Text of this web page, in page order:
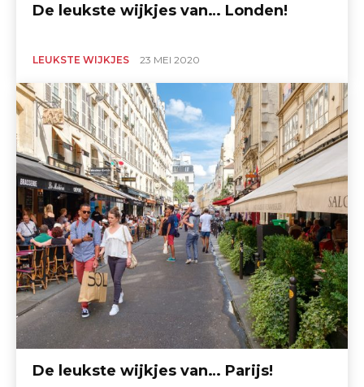
De leukste wijkjes van… Londen!
LEUKSTE WIJKJES 23 MEI 2020
De leukste wijkjes van… Parijs!